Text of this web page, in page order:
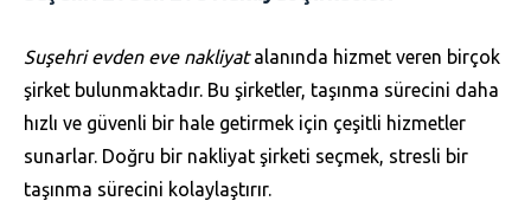
Suşehri evden eve nakliyatalanında hizmet veren birçok
şirket bulunmaktadır. Bu şirketler, taşınma sürecini daha
hızlı ve güvenli bir hale getirmek için çeşitli hizmetler
sunarlar. Doğru bir nakliyat şirketi seçmek, stresli bir
taşınma sürecini kolaylaştırır.